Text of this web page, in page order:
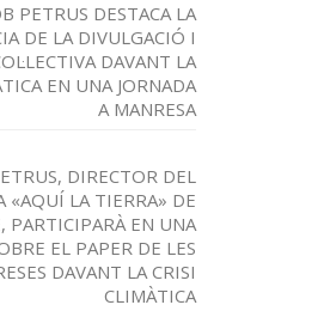
PETRUS DESTACA LA
DE LA DIVULGACIÓ I
DAVANT LA
EN UNA JORNADA
A MANRESA
DIRECTOR DEL
«AQUÍ LA TIERRA» DE
PARTICIPARÀ EN UNA
EL PAPER DE LES
DAVANT LA CRISI
CLIMÀTICA